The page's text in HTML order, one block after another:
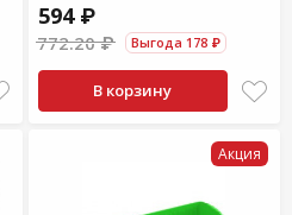
594 ₽
772.20 ₽ Выгода 178 ₽
В корзину
Акция